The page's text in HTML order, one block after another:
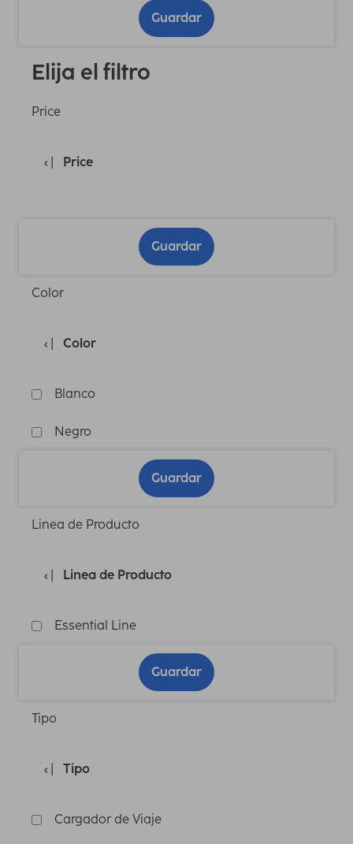
Guardar
Elija el filtro
Price
Price
Guardar
Color
Color
Blanco
Negro
Guardar
Linea de Producto
Linea de Producto
Essential Line
Guardar
Tipo
Tipo
Cargador de Viaje